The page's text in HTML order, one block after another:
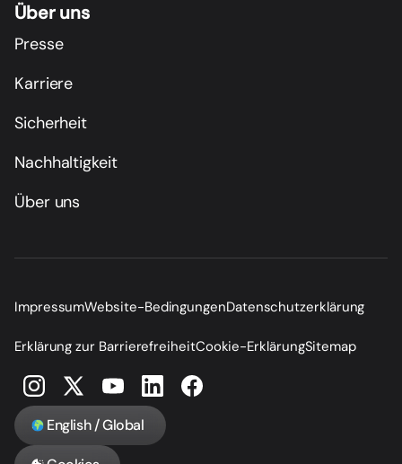
Über uns
Presse
Karriere
Sicherheit
Nachhaltigkeit
Über uns
ImpressumWebsite-BedingungenDatenschutzerklärung
Erklärung zur BarrierefreiheitCookie-ErklärungSitemap
English / Global